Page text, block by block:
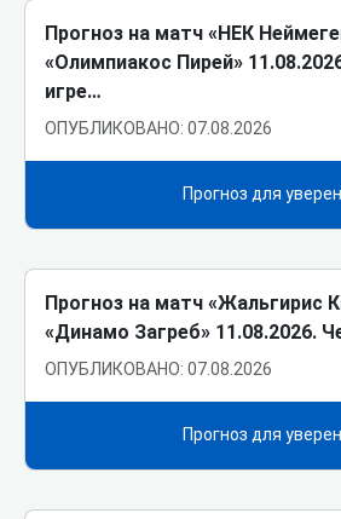
Прогноз на матч «НЕК
«Олимпиакос Пирей»
игре…
ОПУБЛИКОВАНО: 07.08.2026
Прогноз для
Прогноз на матч «Жальгирис
«Динамо Загреб» 11.08.2026.
ОПУБЛИКОВАНО: 07.08.2026
Прогноз для